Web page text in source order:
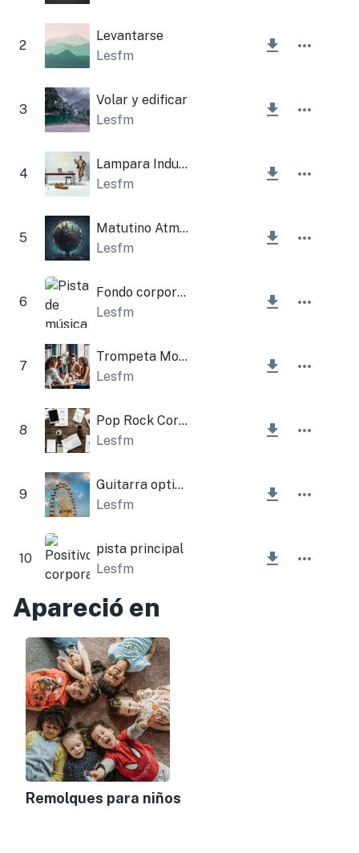
2
Levantarse
Lesfm
3
Volar y edificar
Lesfm
4
Lampara Industrial Corporativa
Lesfm
5
Matutino Atmosférico Corporativo
Lesfm
6
Fondo corporativo ligero
Lesfm
7
Trompeta Motivacional Corporativa
Lesfm
8
Pop Rock Corporativo
Lesfm
9
Guitarra optimista
Lesfm
10
pista principal
Lesfm
Apareció en
Remolques para niños